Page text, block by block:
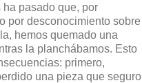
ha pasado que, por
por desconocimiento sobre
hemos quemado una
la planchábamos. Esto
primero,
una pieza que seguro